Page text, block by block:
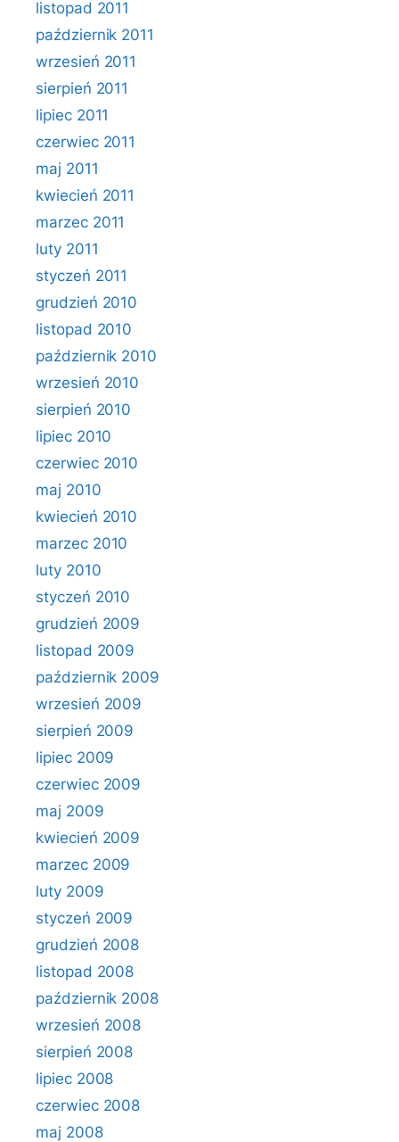
listopad 2011
październik 2011
wrzesień 2011
sierpień 2011
lipiec 2011
czerwiec 2011
maj 2011
kwiecień 2011
marzec 2011
luty 2011
styczeń 2011
grudzień 2010
listopad 2010
październik 2010
wrzesień 2010
sierpień 2010
lipiec 2010
czerwiec 2010
maj 2010
kwiecień 2010
marzec 2010
luty 2010
styczeń 2010
grudzień 2009
listopad 2009
październik 2009
wrzesień 2009
sierpień 2009
lipiec 2009
czerwiec 2009
maj 2009
kwiecień 2009
marzec 2009
luty 2009
styczeń 2009
grudzień 2008
listopad 2008
październik 2008
wrzesień 2008
sierpień 2008
lipiec 2008
czerwiec 2008
maj 2008